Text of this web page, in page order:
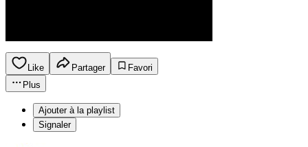
Like Partager
Favori
Plus
Ajouter à la playlist
Signaler